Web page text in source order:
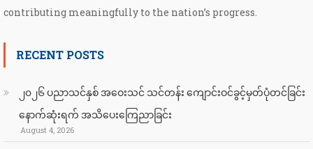
contributing meaningfully to the nation’s progress.
RECENT POSTS
၂၀၂၆ ပညာသင်နှစ် အဝေးသင် သင်တန်း ကျောင်းဝင်ခွင့်မှတ်ပုံတင်ခြင်း
နောက်ဆုံးရက် အသိပေးကြေညာခြင်း
August 4, 2026